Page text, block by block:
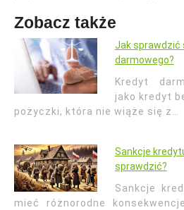
Zobacz także
Jak sprawdzić
darmowego?
Kredyt
jako kredyt
pożyczki, która nie wiąże się z…
Sankcje
sprawdzić?
Sankcje
mieć różnorodne